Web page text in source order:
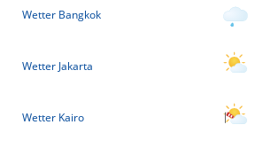
Wetter Bangkok
Wetter Jakarta
Wetter Kairo